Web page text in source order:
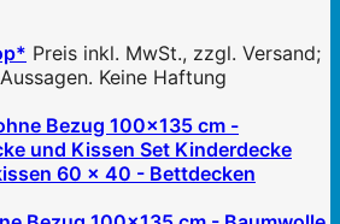
Preis inkl. MwSt., zzgl. Versand;
Keine Haftung